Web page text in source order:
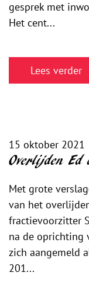
gesprek met
Het cent...
Lees verder
15 oktober 2021
Overlijden Ed
Met grote
van het
fractievoorzitter
na de oprichting
zich aangemeld
201...